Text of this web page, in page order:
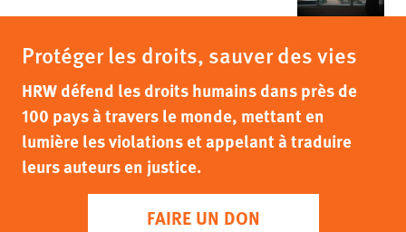
Protéger les droits, sauver des vies
HRW défend les droits humains dans près de
100 pays à travers le monde, mettant en
lumière les violations et appelant à traduire
leurs auteurs en justice.
FAIRE UN DON